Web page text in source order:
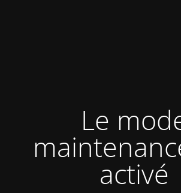
Le
activé